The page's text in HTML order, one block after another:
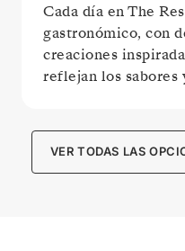
Cada día en The
gastronómico, con
creaciones
reflejan los
VER TODAS LAS